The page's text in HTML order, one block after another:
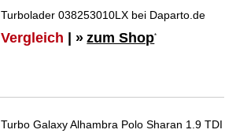
Turbolader 038253010LX bei Daparto.de
Vergleich | » zum Shop*
Turbo Galaxy Alhambra Polo Sharan 1.9 TDI